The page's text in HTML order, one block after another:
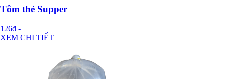
Tôm thẻ Supper
126đ -
XEM CHI TIẾT